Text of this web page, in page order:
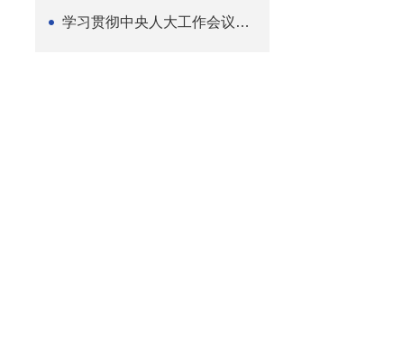
学习贯彻中央人大工作会议精神